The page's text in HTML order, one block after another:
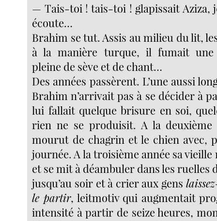
— Tais-toi ! tais-toi ! glapissait Aziza,
écoute…
Brahim se tut. Assis au milieu du lit,
à la manière turque, il fumait une
pleine de sève et de chant…
Des années passèrent. L’une aussi
Brahim n’arrivait pas à se décider à
lui fallait quelque brisure en soi,
rien ne se produisit. A la deuxième
mourut de chagrin et le chien avec,
journée. A la troisième année sa
et se mit à déambuler dans les ruelles
jusqu’au soir et à crier aux gens
le partir, leitmotiv qui augmentait
intensité à partir de seize heures,